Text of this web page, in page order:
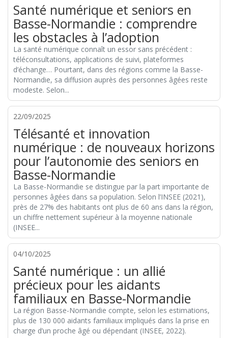
Santé numérique et seniors en
Basse-Normandie : comprendre
les obstacles à l’adoption
La santé numérique connaît un essor sans précédent :
téléconsultations, applications de suivi, plateformes
d’échange… Pourtant, dans des régions comme la Basse-
Normandie, sa diffusion auprès des personnes âgées reste
modeste. Selon...
22/09/2025
Télésanté et innovation
numérique : de nouveaux horizons
pour l’autonomie des seniors en
Basse-Normandie
La Basse-Normandie se distingue par la part importante de
personnes âgées dans sa population. Selon l’INSEE (2021),
près de 27% des habitants ont plus de 60 ans dans la région,
un chiffre nettement supérieur à la moyenne nationale
(INSEE...
04/10/2025
Santé numérique : un allié
précieux pour les aidants
familiaux en Basse-Normandie
La région Basse-Normandie compte, selon les estimations,
plus de 130 000 aidants familiaux impliqués dans la prise en
charge d’un proche âgé ou dépendant (INSEE, 2022).